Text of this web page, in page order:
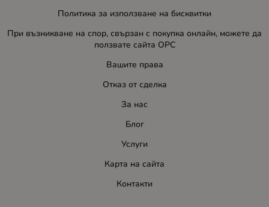
Политика за използване на бисквитки
При възникване на спор, свързан с покупка онлайн, можете да
ползвате сайта ОРС
Вашите права
Отказ от сделка
За нас
Блог
Услуги
Карта на сайта
Контакти